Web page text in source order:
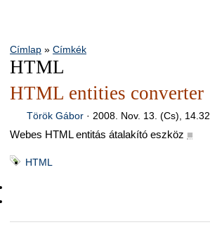
Címlap » Címkék
HTML
HTML entities converter
Török Gábor· 2008. Nov. 13. (Cs), 14.32
Webes HTML entitás átalakító eszköz ■
HTML